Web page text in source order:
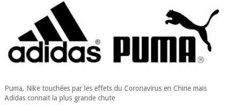
Puma, Nike touchées par les effets du Coronavirus en Chine mais
Adidas connait la plus grande chute